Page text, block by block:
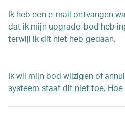
Ik heb een e-mail ontvangen
dat ik mijn upgrade-bod heb
terwijl ik dit niet heb gedaan.
Ik wil mijn bod wijzigen of
systeem staat dit niet toe.